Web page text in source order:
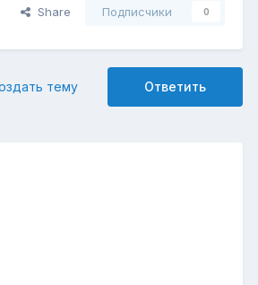
Share Подписчики 0
Ответить
тему